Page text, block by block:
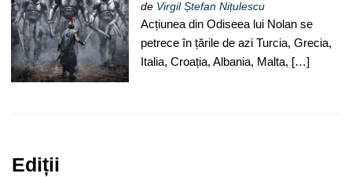
de Virgil Ștefan Nițulescu
Acțiunea din Odiseea lui Nolan se
petrece în țările de azi Turcia, Grecia,
Italia, Croația, Albania, Malta, […]
Ediții